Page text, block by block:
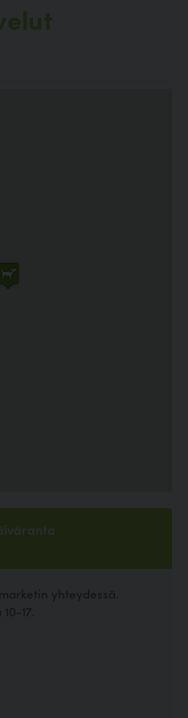
yhteydessä.
17.